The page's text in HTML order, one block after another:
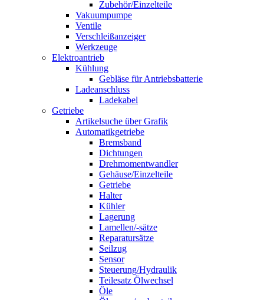
Zubehör/Einzelteile
Vakuumpumpe
Ventile
Verschleißanzeiger
Werkzeuge
Elektroantrieb
Kühlung
Gebläse für Antriebsbatterie
Ladeanschluss
Ladekabel
Getriebe
Artikelsuche über Grafik
Automatikgetriebe
Bremsband
Dichtungen
Drehmomentwandler
Gehäuse/Einzelteile
Getriebe
Halter
Kühler
Lagerung
Lamellen/-sätze
Reparatursätze
Seilzug
Sensor
Steuerung/Hydraulik
Teilesatz Ölwechsel
Öle